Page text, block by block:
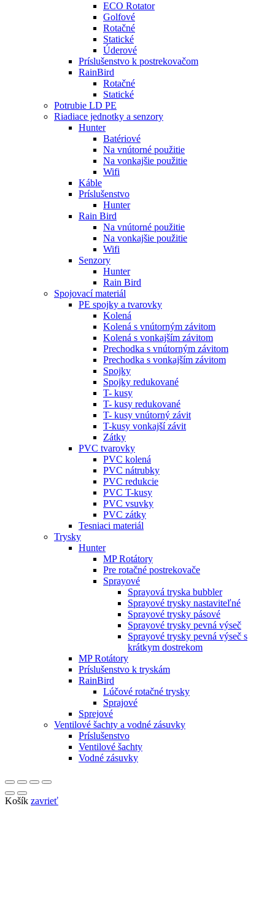
ECO Rotator
Golfové
Rotačné
Statické
Úderové
Príslušenstvo k postrekovačom
RainBird
Rotačné
Statické
Potrubie LD PE
Riadiace jednotky a senzory
Hunter
Batériové
Na vnútorné použitie
Na vonkajšie použitie
Wifi
Káble
Príslušenstvo
Hunter
Rain Bird
Na vnútorné použitie
Na vonkajšie použitie
Wifi
Senzory
Hunter
Rain Bird
Spojovací materiál
PE spojky a tvarovky
Kolená
Kolená s vnútorným závitom
Kolená s vonkajším závitom
Prechodka s vnútorným závitom
Prechodka s vonkajším závitom
Spojky
Spojky redukované
T- kusy
T- kusy redukované
T- kusy vnútorný závit
T-kusy vonkajší závit
Zátky
PVC tvarovky
PVC kolená
PVC nátrubky
PVC redukcie
PVC T-kusy
PVC vsuvky
PVC zátky
Tesniaci materiál
Trysky
Hunter
MP Rotátory
Pre rotačné postrekovače
Sprayové
Sprayová tryska bubbler
Sprayové trysky nastaviteľné
Sprayové trysky pásové
Sprayové trysky pevná výseč
Sprayové trysky pevná výseč s
krátkym dostrekom
MP Rotátory
Príslušenstvo k tryskám
RainBird
Lúčové rotačné trysky
Sprajové
Sprejové
Ventilové šachty a vodné zásuvky
Príslušenstvo
Ventilové šachty
Vodné zásuvky
Košík zavrieť